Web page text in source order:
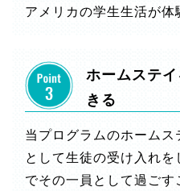
アメリカの学生生活が体
ホームステ
きる
当プログラムのホーム
として生徒の受け入れ
でその一員として過ご